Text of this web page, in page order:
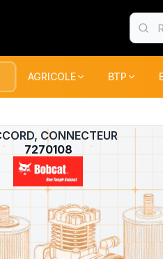
AGRICOLE
TRACTEURS ET RECOLTE
PULVERISATION
CONSOMABLE
CHARGEUR
FENAISON
BTP
DUMPER
PELLES /
?
CONNECTEUR
7270108